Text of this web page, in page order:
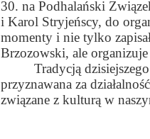
30. na Podhalański
i Karol Stryjeńscy, do
momenty i nie tylko
Brzozowski, ale
Tradycją
przyznawana za
związane z kulturą w